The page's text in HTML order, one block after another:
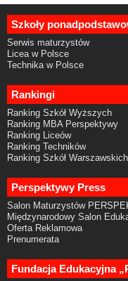
Szkoły
Serwis maturzystów
Licea w Polsce
Technika w Polsce
Rankingi
Ranking Szkół Wyższych
Ranking MBA Perspektywy
Ranking Liceów
Ranking Techników
Ranking Szkół Warszawskich
Perspektywy Press
Salon Maturzystów
Międzynarodowy Salon
Oferta Reklamowa
Prenumerata
Fundacja Edukacyjna